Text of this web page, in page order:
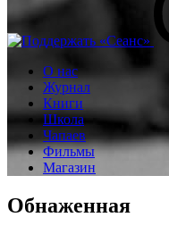
О нас
Журнал
Книги
Школа
Чапаев
Фильмы
Магазин
Обнаженная